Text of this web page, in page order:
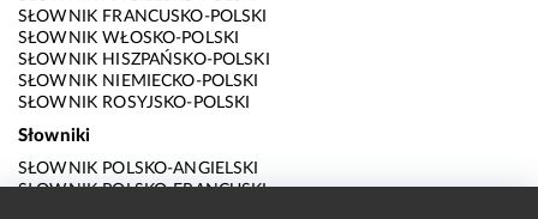
SŁOWNIK FRANCUSKO-POLSKI
SŁOWNIK WŁOSKO-POLSKI
SŁOWNIK HISZPAŃSKO-POLSKI
SŁOWNIK NIEMIECKO-POLSKI
SŁOWNIK ROSYJSKO-POLSKI
Słowniki
SŁOWNIK POLSKO-ANGIELSKI
SŁOWNIK POLSKO-FRANCUSKI